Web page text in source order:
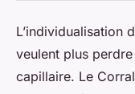
L’individualisation
veulent plus
capillaire. Le